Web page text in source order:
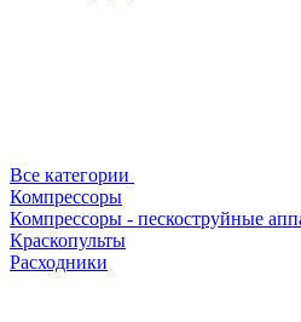
Все категории
Компрессоры
Компрессоры - пескоструйные
Краскопульты
Расходники